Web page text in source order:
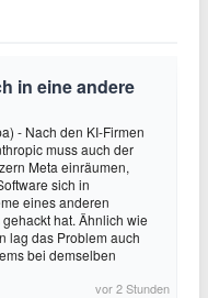
in eine andere
- Nach den KI-Firmen
muss auch der
Meta einräumen,
sich in
eines anderen
hat. Ähnlich wie
lag das Problem auch
bei demselben
vor 2 Stunden